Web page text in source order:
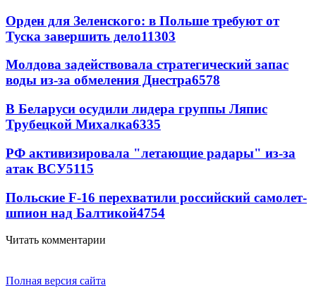
Орден для Зеленского: в Польше требуют от
Туска завершить дело11303
Молдова задействовала стратегический запас
воды из-за обмеления Днестра6578
В Беларуси осудили лидера группы Ляпис
Трубецкой Михалка6335
РФ активизировала "летающие радары" из-за
атак ВСУ5115
Польские F-16 перехватили российский самолет-
шпион над Балтикой4754
Читать комментарии
Полная версия сайта